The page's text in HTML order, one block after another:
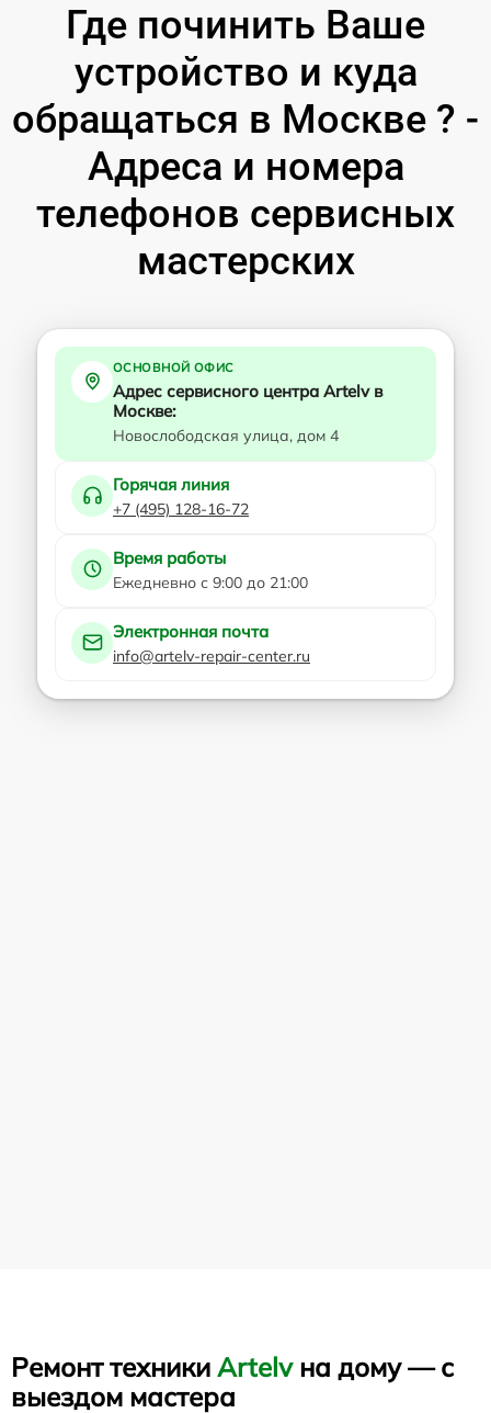
Где починить Ваше
устройство и куда
обращаться в Москве ? -
Адреса и номера
телефонов сервисных
мастерских
ОСНОВНОЙ ОФИС
Адрес сервисного центра Artelv в
Москве:
Новослободская улица, дом 4
Горячая линия
+7 (495) 128-16-72
Время работы
Ежедневно с 9:00 до 21:00
Электронная почта
info@artelv-repair-center.ru
Ремонт техники Artelvна дому — с
выездом мастера